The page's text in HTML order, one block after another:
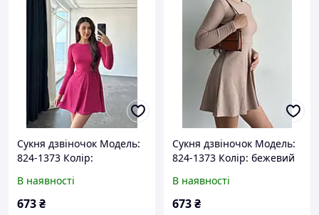
Сукня дзвіночок Модель:
824-1373 Колір:
В наявності
673₴
Сукня дзвіночок Модель:
824-1373 Колір: бежевий
В наявності
673₴